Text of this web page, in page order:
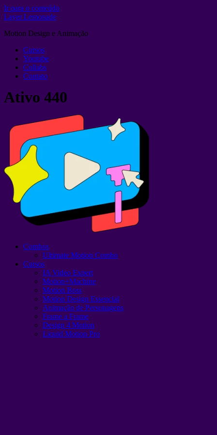
Ir para o conteúdo
Layer Lemonade
Motion Design e Animação
Cursos
Youtube
Collabs
Contato
Ativo 440
Combos
Ultimate Motion Combo
Cursos
IA Video Expert
Motion+Machine
Motion Boss
Motion Design Essencial
Animação de Personagens
Frame a Frame
Design 4 Motion
Liquid Motion Pro